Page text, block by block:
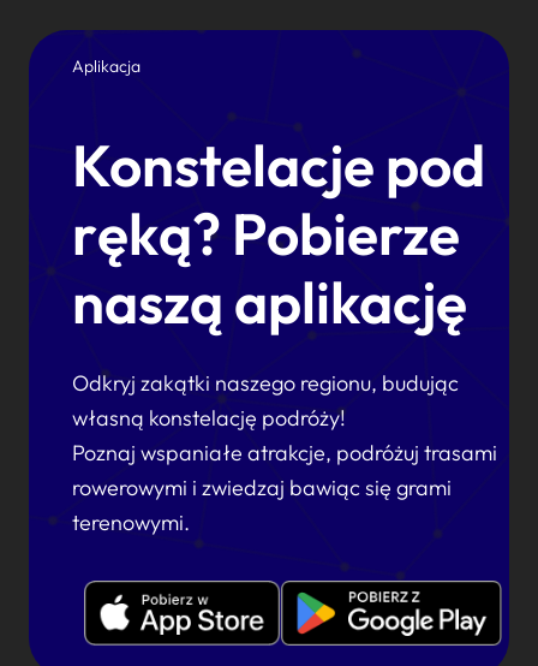
Aplikacja
Konstelacje pod
ręką? Pobierze
naszą aplikację
Odkryj zakątki naszego regionu, budując
własną konstelację podróży!
Poznaj wspaniałe atrakcje, podróżuj trasami
rowerowymi i zwiedzaj bawiąc się grami
terenowymi.